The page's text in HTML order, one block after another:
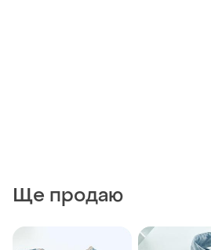
Ще продаю